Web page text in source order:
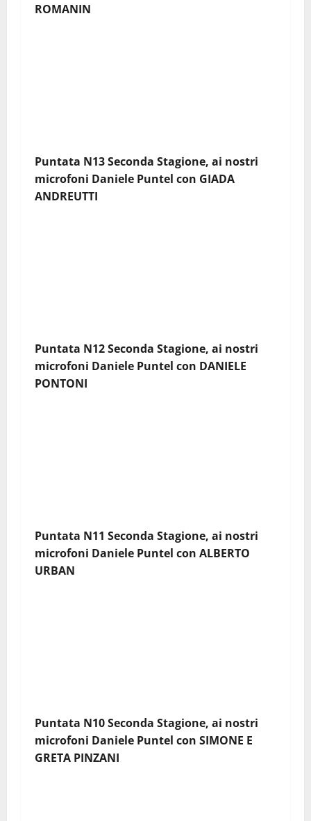
ROMANIN
Puntata N13 Seconda Stagione, ai nostri
microfoni Daniele Puntel con GIADA
ANDREUTTI
Puntata N12 Seconda Stagione, ai nostri
microfoni Daniele Puntel con DANIELE
PONTONI
Puntata N11 Seconda Stagione, ai nostri
microfoni Daniele Puntel con ALBERTO
URBAN
Puntata N10 Seconda Stagione, ai nostri
microfoni Daniele Puntel con SIMONE E
GRETA PINZANI